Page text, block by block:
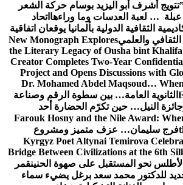
تتويج أشرف أبو اليزيد بوسام حركة الشعر
… لعبة العدسات وما وراءها اتحاد
الثقافية الدولية بألمانيا يوقعان اتفاقية
والعلميNew Monograph Explores
the Literary Legacy of Ousha bint
Creator Completes Two-Year
Project and Opens Discussions with
Dr. Mohamed Abdel Maqsoud…
الثانوية العامة… بين سطوة الرقم وصناعة
النيل… حين تكرّم الحضارة أحد
Farouk Hosny and the Nile Award:
فرج سليمان… عزف متميز ومشروع
Kyrgyz Poet Altynai Temirova
Bridge Between Civilizations at the 6th
نحو المستقبل على صهوة الحنينقمر
للدكتور محمد سعد برغل يضيء سماء